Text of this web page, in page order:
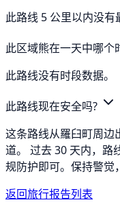
此路线 5 公里以内没有
此区域熊在一天中哪个
此路线没有时段数据。
此路线现在安全吗?
这条路线从羅臼町周边
道。 过去 30 天内，路
规防护即可。保持警觉
返回旅行报告列表